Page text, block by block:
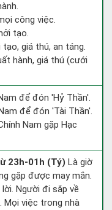
công việc.
tạo.
giá thú, an táng.
hành, giá thú (cưới
để đón 'Hỷ Thần'.
để đón 'Tài Thần'.
Nam gặp Hạc
23h-01h (Tý) Là giờ
gặp được may mắn.
Người đi sắp về
Mọi việc trong nhà